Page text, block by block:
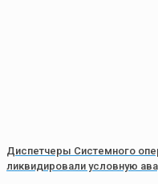
Диспетчеры Системного
ликвидировали условную